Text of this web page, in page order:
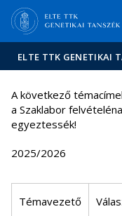
ELTE TTK GENETIKAI
A következő
a Szaklabor
egyeztessék!
2025/2026
Témavezető